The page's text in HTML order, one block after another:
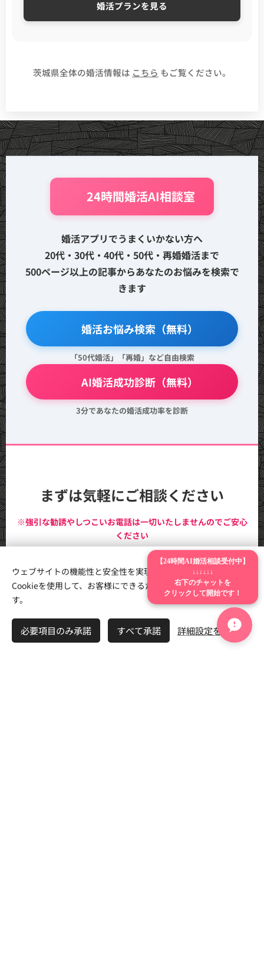
婚活プランを見る
茨城県全体の婚活情報は こちら もご覧ください。
🤖 24時間婚活AI相談室
婚活アプリでうまくいかない方へ
20代・30代・40代・50代・再婚婚活まで
500ページ以上の記事からあなたのお悩みを検索で
きます
🔍 婚活お悩み検索（無料）
「50代婚活」「再婚」など自由検索
💖 AI婚活成功診断（無料）
3分であなたの婚活成功率を診断
まずは気軽にご相談ください
※強引な勧誘やしつこいお電話は一切いたしませんのでご安心
ください
💬 LINEで気軽に相談
📞 お電話（029-896-9215）
24時間AI相談室・婚活診断・お悩み検索はいつでも無料でご利用い
ウェブサイトの機能性と安全性を実現するため、Webnodeは
Cookieを使用して、お客様にできるだけ最高の体験を提供しま
す。
必要項目のみ承諾 すべて承諾 詳細設定を開く
【24時間AI婚活相談受付中】
↓↓↓↓↓↓
右下のチャットを
クリックして開始です！